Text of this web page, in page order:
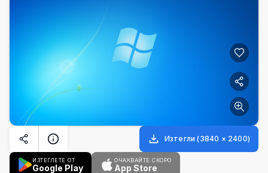
Изтегли (3840 × 2400)
ИЗТЕГЛЕТЕ ОТ
Google Play
ОЧАКВАЙТЕ СКОРО
App Store